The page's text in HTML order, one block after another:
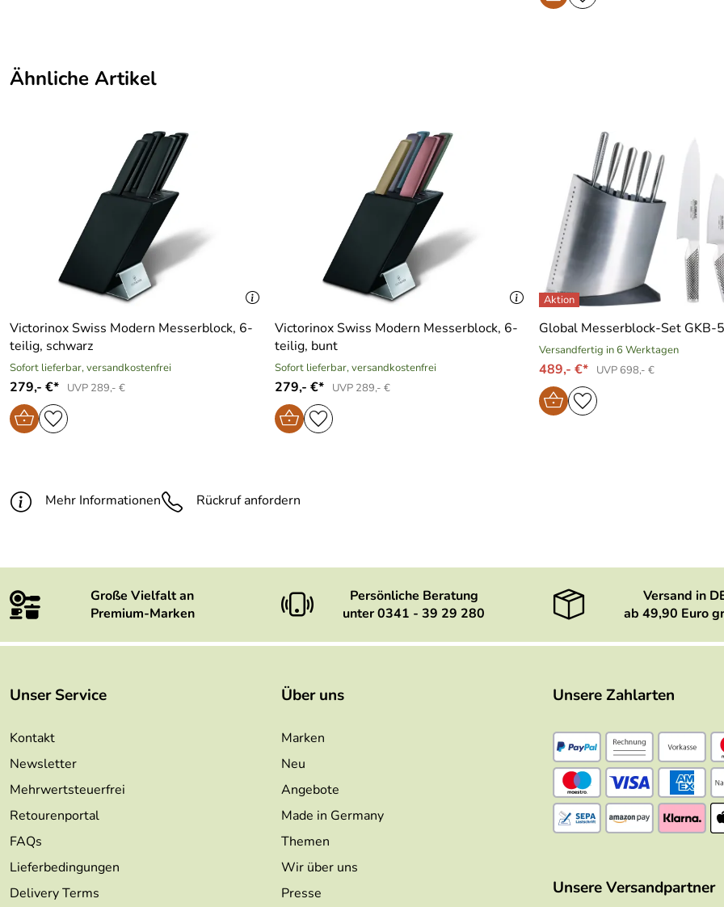
Ähnliche Artikel
Victorinox Swiss Modern Messerblock, 6-
teilig, schwarz
Sofort lieferbar, versandkostenfrei
279,- €* UVP 289,- €
Victorinox Swiss Modern Messerblock, 6-
teilig, bunt
Sofort lieferbar, versandkostenfrei
279,- €* UVP 289,- €
Global Messerblock-Set GKB-
Versandfertig in 6 Werktagen
489,- €* UVP 698,- €
Mehr Informationen Rückruf anfordern
Große Vielfalt an
Premium-Marken
Persönliche Beratung
unter 0341 - 39 29 280
Versand in
ab 49,90 Euro
Unser Service
Kontakt
Newsletter
Mehrwertsteuerfrei
Retourenportal
FAQs
Lieferbedingungen
Delivery Terms
Über uns
Marken
Neu
Angebote
Made in Germany
Themen
Wir über uns
Presse
Unsere Zahlarten
Unsere Versandpartner